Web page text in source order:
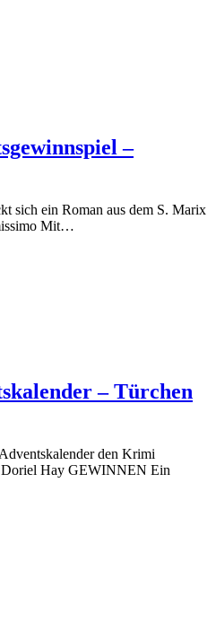
–
sich ein Roman aus dem S. Marix
Mit…
– Türchen
den Krimi
Doriel Hay GEWINNEN Ein